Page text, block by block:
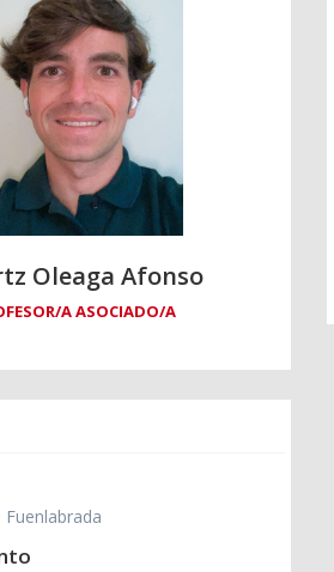
Oleaga Afonso
A ASOCIADO/A
Fuenlabrada